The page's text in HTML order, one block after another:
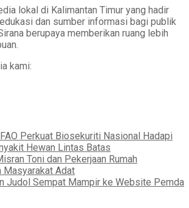
lokal di Kalimantan Timur yang hadir
dan sumber informasi bagi publik
berupaya memberikan ruang lebih
kami:
Perkuat Biosekuriti Nasional Hadapi
Hewan Lintas Batas
Toni dan Pekerjaan Rumah
Masyarakat Adat
Judol Sempat Mampir ke Website Pemda